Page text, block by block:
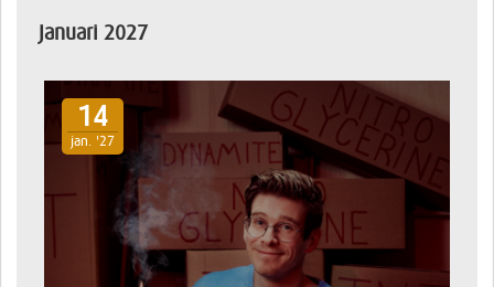
Januari 2027
14
jan. '27